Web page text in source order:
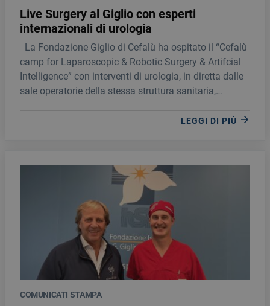
Live Surgery al Giglio con esperti
internazionali di urologia
La Fondazione Giglio di Cefalù ha ospitato il “Cefalù
camp for Laparoscopic & Robotic Surgery & Artifcial
Intelligence” con interventi di urologia, in diretta dalle
sale operatorie della stessa struttura sanitaria,
provenienti dagli Stati Uniti d’America e dall’Italia.
LEGGI DI PIÙ
COMUNICATI STAMPA